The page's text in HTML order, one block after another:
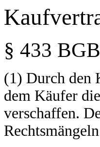
§ 433
(1) Durch den
dem Käufer
verschaffen.